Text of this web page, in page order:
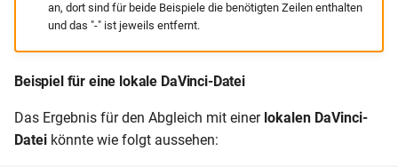
an, dort sind für beide Beispiele die benötigten Zeilen enthalten
und das "-" ist jeweils entfernt.
Beispiel für eine lokale DaVinci-Datei
Das Ergebnis für den Abgleich mit einer lokalen DaVinci-
Datei könnte wie folgt aussehen: